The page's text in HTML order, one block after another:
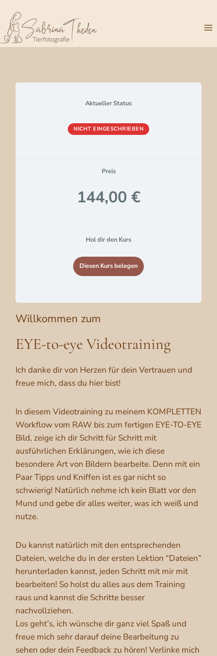
Inhalt
springen
Aktueller Status
NICHT EINGESCHRIEBEN
Preis
144,00 €
Hol dir den Kurs
Diesen Kurs belegen
Willkommen zum
EYE-to-eye Videotraining
Ich danke dir von Herzen für dein Vertrauen und
freue mich, dass du hier bist!
In diesem Videotraining zu meinem KOMPLETTEN
Workflow vom RAW bis zum fertigen EYE-TO-EYE
Bild, zeige ich dir Schritt für Schritt mit
ausführlichen Erklärungen, wie ich diese
besondere Art von Bildern bearbeite. Denn mit ein
Paar Tipps und Kniffen ist es gar nicht so
schwierig! Natürlich nehme ich kein Blatt vor den
Mund und gebe dir alles weiter, was ich weiß und
nutze.
Du kannst natürlich mit den entsprechenden
Dateien, welche du in der ersten Lektion “Dateien”
herunterladen kannst, jeden Schritt mit mir mit
bearbeiten! So holst du alles aus dem Training
raus und kannst die Schritte besser
nachvollziehen.
Los geht’s, ich wünsche dir ganz viel Spaß und
freue mich sehr darauf deine Bearbeitung zu
sehen oder dein Feedback zu hören! Verlinke mich